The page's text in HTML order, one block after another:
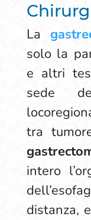
La
solo la
e altri
sede
tra
intero
distanza,